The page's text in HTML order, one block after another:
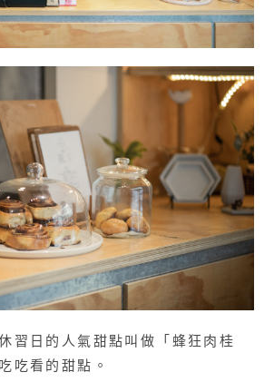
習日的人氣甜點叫做「蜂狂肉桂
吃看的甜點。